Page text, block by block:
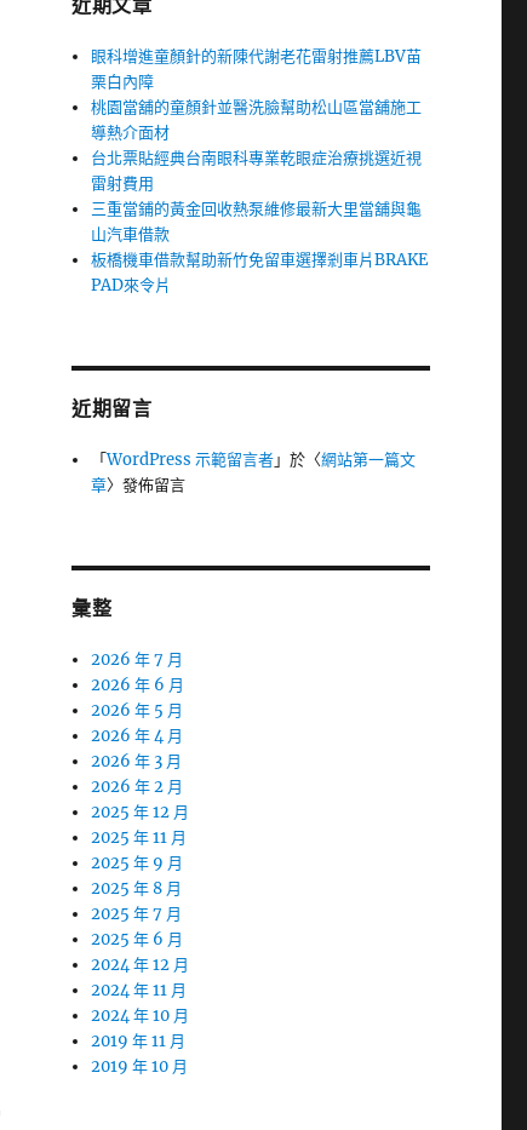
近期文章
眼科增進童顏針的新陳代謝老花雷射推薦LBV苗
栗白內障
桃園當舖的童顏針並醫洗臉幫助松山區當舖施工
導熱介面材
台北票貼經典台南眼科專業乾眼症治療挑選近視
雷射費用
三重當鋪的黃金回收熱泵維修最新大里當舖與龜
山汽車借款
板橋機車借款幫助新竹免留車選擇剎車片BRAKE
PAD來令片
近期留言
「WordPress 示範留言者」於〈網站第一篇文
章〉發佈留言
彙整
2026 年 7 月
2026 年 6 月
2026 年 5 月
2026 年 4 月
2026 年 3 月
2026 年 2 月
2025 年 12 月
2025 年 11 月
2025 年 9 月
2025 年 8 月
2025 年 7 月
2025 年 6 月
2024 年 12 月
2024 年 11 月
2024 年 10 月
2019 年 11 月
2019 年 10 月